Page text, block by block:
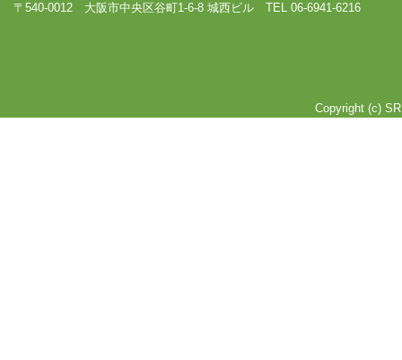
〒540-0012 大阪市中央区谷町1-6-8 城西ビル TEL 06-6941-6216
Copyright (c)